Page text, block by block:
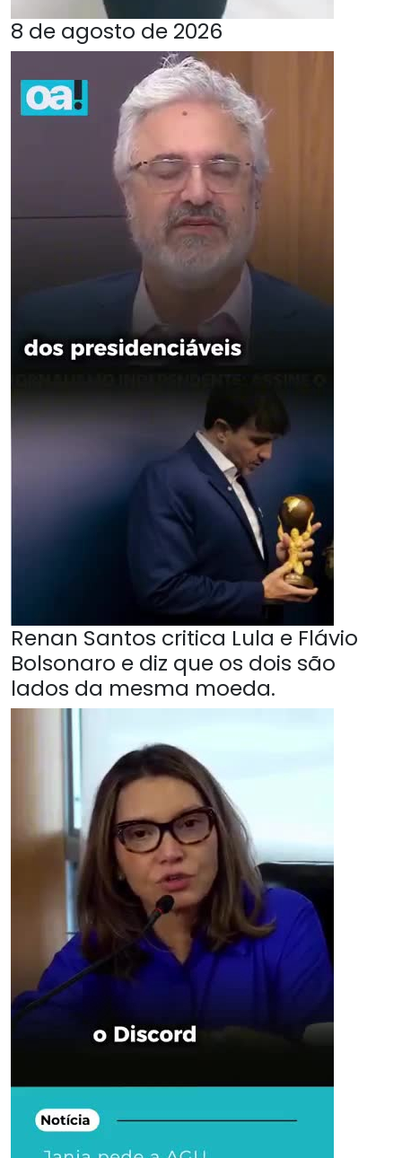
8 de agosto de 2026
Renan Santos critica Lula e Flávio
Bolsonaro e diz que os dois são
lados da mesma moeda.